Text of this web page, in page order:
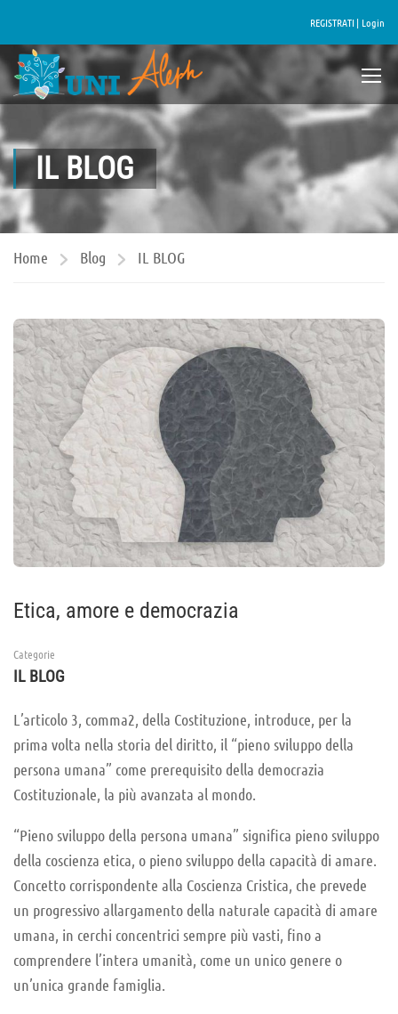
REGISTRATI | Login
IL BLOG
Home Blog IL BLOG
Etica, amore e democrazia
Categorie
IL BLOG
L’articolo 3, comma2, della Costituzione, introduce, per la
prima volta nella storia del diritto, il “pieno sviluppo della
persona umana” come prerequisito della democrazia
Costituzionale, la più avanzata al mondo.
“Pieno sviluppo della persona umana” significa pieno sviluppo
della coscienza etica, o pieno sviluppo della capacità di amare.
Concetto corrispondente alla Coscienza Cristica, che prevede
un progressivo allargamento della naturale capacità di amare
umana, in cerchi concentrici sempre più vasti, fino a
comprendere l’intera umanità, come un unico genere o
un’unica grande famiglia.